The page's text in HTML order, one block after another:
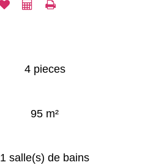
4 pieces
95 m²
1 salle(s) de bains